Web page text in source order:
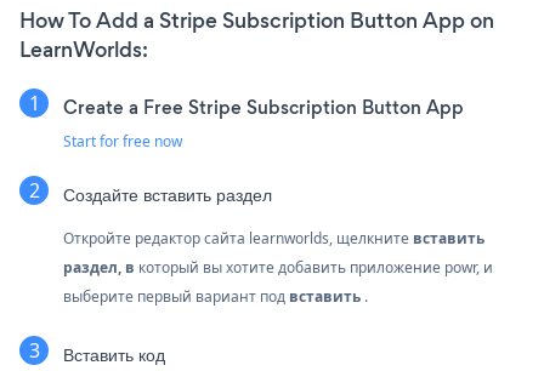
How To Add a Stripe Subscription Button App on
LearnWorlds:
Create a Free Stripe Subscription Button App
Start for free now
Создайте вставить раздел
Откройте редактор сайта learnworlds, щелкните вставить
раздел, в который вы хотите добавить приложение powr, и
выберите первый вариант под вставить .
Вставить код